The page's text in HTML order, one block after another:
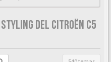
DEL CITROËN C5